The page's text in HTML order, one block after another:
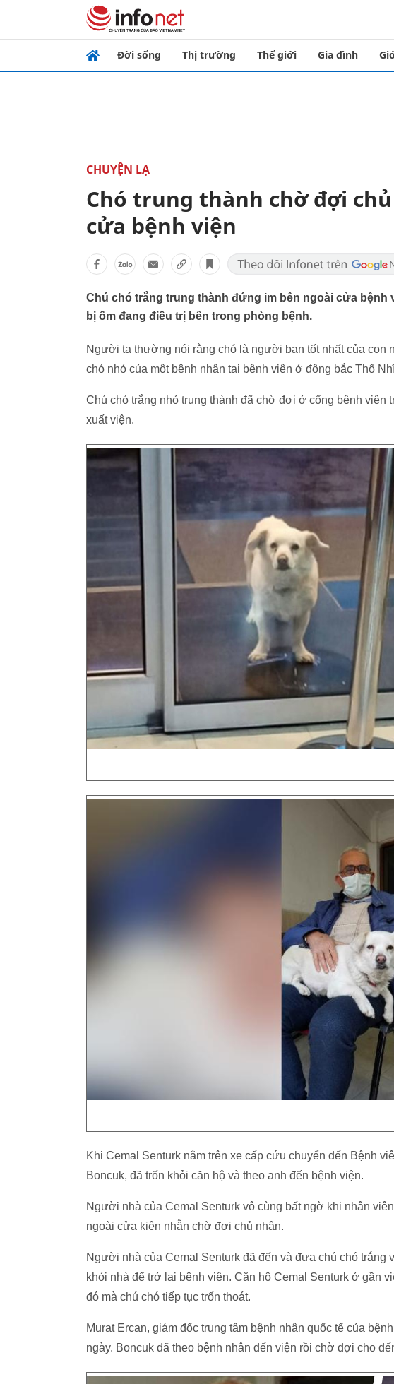
Đời sống Thị trường Thế giới Gia đình
CHUYỆN LẠ
Chó trung thành chờ đợi
cửa bệnh viện
Chú chó trắng trung thành đứng im bên ngoài cửa
bị ốm đang điều trị bên trong phòng bệnh.
Người ta thường nói rằng chó là người bạn tốt nhất của
chó nhỏ của một bệnh nhân tại bệnh viện ở đông bắc Thổ
Chú chó trắng nhỏ trung thành đã chờ đợi ở cổng bệnh
xuất viện.
Khi Cemal Senturk nằm trên xe cấp cứu chuyển đến Bệnh
Boncuk, đã trốn khỏi căn hộ và theo anh đến bệnh viện.
Người nhà của Cemal Senturk vô cùng bất ngờ khi nhân
ngoài cửa kiên nhẫn chờ đợi chủ nhân.
Người nhà của Cemal Senturk đã đến và đưa chú chó trắng
khỏi nhà để trở lại bệnh viện. Căn hộ Cemal Senturk ở gần
đó mà chú chó tiếp tục trốn thoát.
Murat Ercan, giám đốc trung tâm bệnh nhân quốc tế của
ngày. Boncuk đã theo bệnh nhân đến viện rồi chờ đợi cho